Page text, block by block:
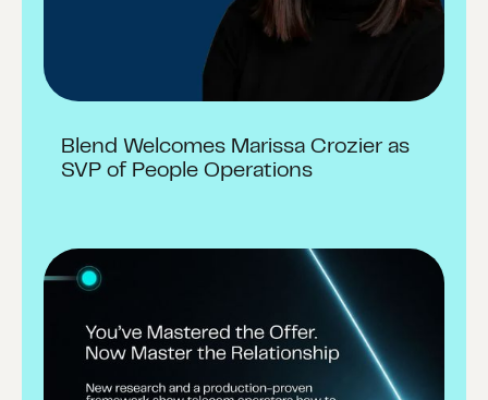
Blend Welcomes Marissa Crozier as
SVP of People Operations